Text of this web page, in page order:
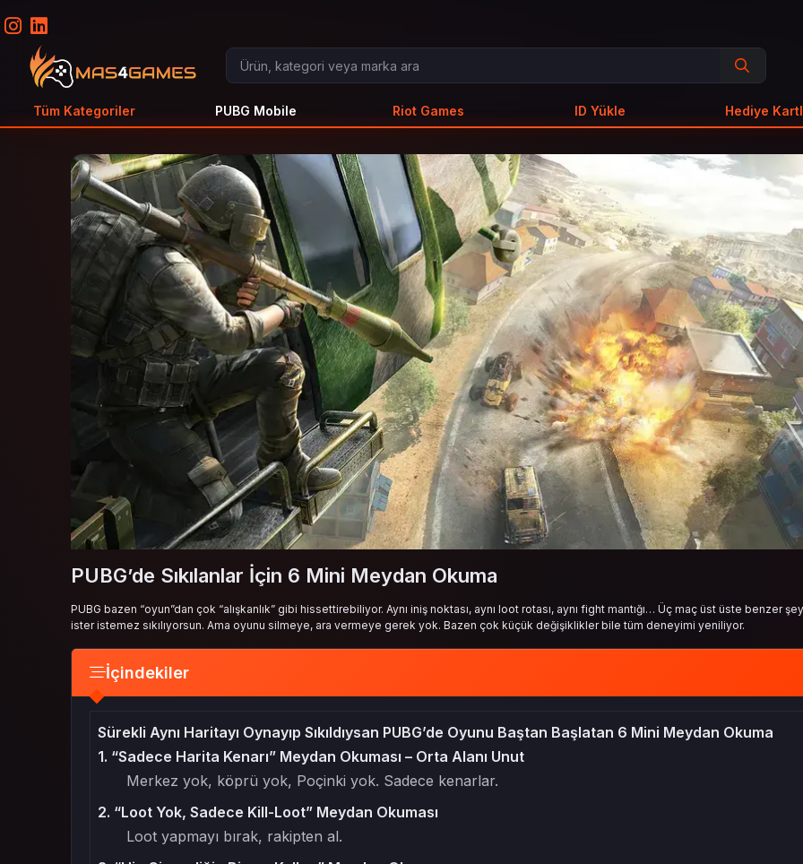
Tüm Kategoriler PUBG Mobile Riot Games ID Yükle Hediye
PUBG’de Sıkılanlar İçin 6 Mini Meydan Okuma
PUBG bazen “oyun”dan çok “alışkanlık” gibi hissettirebiliyor. Aynı iniş noktası, aynı loot rotası, aynı fight mantığı… Üç maç üst üste benzer
ister istemez sıkılıyorsun. Ama oyunu silmeye, ara vermeye gerek yok. Bazen çok küçük değişiklikler bile tüm deneyimi yeniliyor.
İçindekiler
Sürekli Aynı Haritayı Oynayıp Sıkıldıysan PUBG’de Oyunu Baştan Başlatan 6 Mini Meydan Okuma
1. “Sadece Harita Kenarı” Meydan Okuması – Orta Alanı Unut
Merkez yok, köprü yok, Poçinki yok. Sadece kenarlar.
2. “Loot Yok, Sadece Kill-Loot” Meydan Okuması
Loot yapmayı bırak, rakipten al.